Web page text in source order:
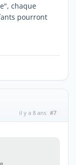
chaque
pourront
il y a 8 ans #7